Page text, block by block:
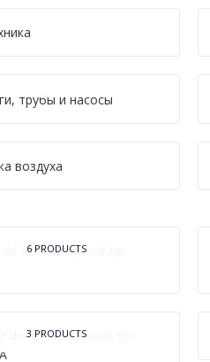
6 PRODUCTS
3 PRODUCTS